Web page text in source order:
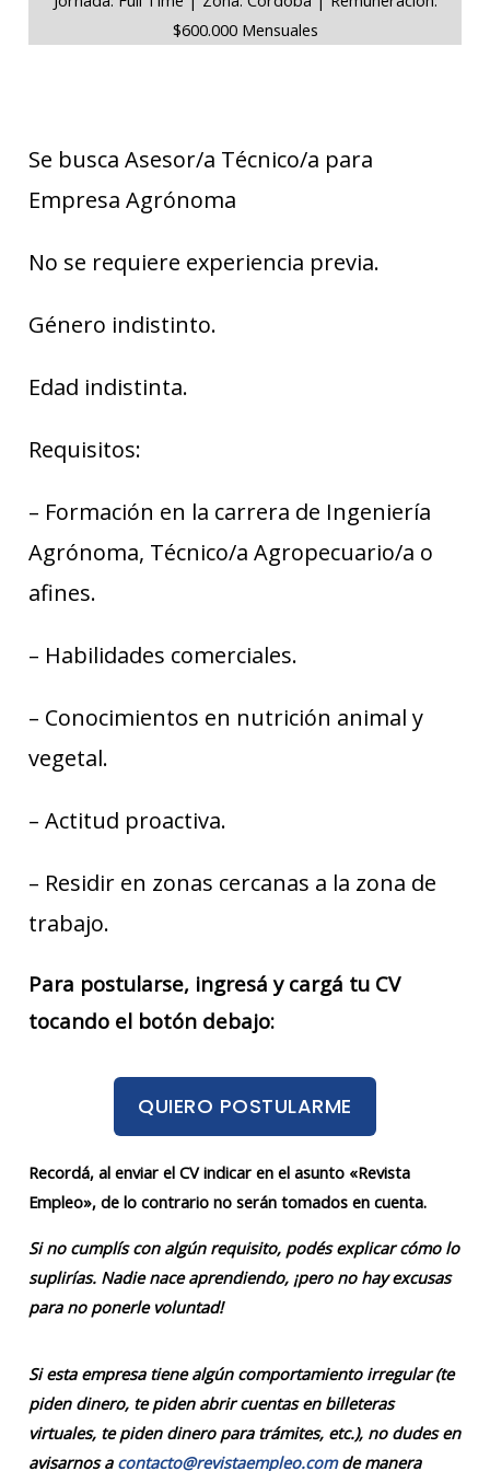
$600.000 Mensuales
Se busca Asesor/a Técnico/a para
Empresa Agrónoma
No se requiere experiencia previa.
Género indistinto.
Edad indistinta.
Requisitos:
– Formación en la carrera de Ingeniería
Agrónoma, Técnico/a Agropecuario/a o
afines.
– Habilidades comerciales.
– Conocimientos en nutrición animal y
vegetal.
– Actitud proactiva.
– Residir en zonas cercanas a la zona de
trabajo.
Para postularse, ingresá y cargá tu CV
tocando el botón debajo:
QUIERO POSTULARME
Recordá, al enviar el CV indicar en el asunto «Revista
Empleo», de lo contrario no serán tomados en cuenta.
Si no cumplís con algún requisito, podés explicar cómo lo
suplirías. Nadie nace aprendiendo, ¡pero no hay excusas
para no ponerle voluntad!
Si esta empresa tiene algún comportamiento irregular (te
piden dinero, te piden abrir cuentas en billeteras
virtuales, te piden dinero para trámites, etc.), no dudes en
avisarnos a contacto@revistaempleo.comde manera